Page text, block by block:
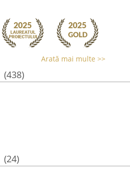
Arată mai multe >>
(438)
(24)